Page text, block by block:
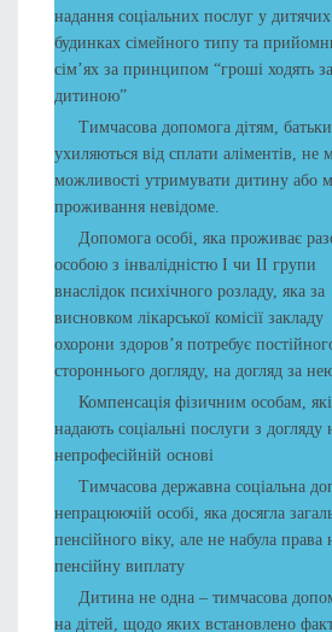
надання соціальних послуг у дитячих
будинках сімейного типу та
сім’ях за принципом “гроші ходять за
дитиною”
Тимчасова допомога дітям,
ухиляються від сплати аліментів, не
можливості утримувати дитину або
проживання невідоме.
Допомога особі, яка проживає
особою з інвалідністю І чи ІІ групи
внаслідок психічного розладу, яка за
висновком лікарської комісії закладу
охорони здоров’я потребує
стороннього догляду, на догляд за
Компенсація фізичним особам, які
надають соціальні послуги з догляду
непрофесійній основі
Тимчасова державна соціальна
непрацюючій особі, яка досягла
пенсійного віку, але не набула права
пенсійну виплату
Дитина не одна – тимчасова
на дітей, щодо яких встановлено